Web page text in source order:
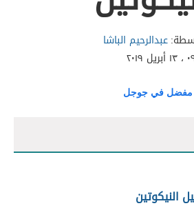
عبدالرحيم الباشا
في جوجل
النيكوتين